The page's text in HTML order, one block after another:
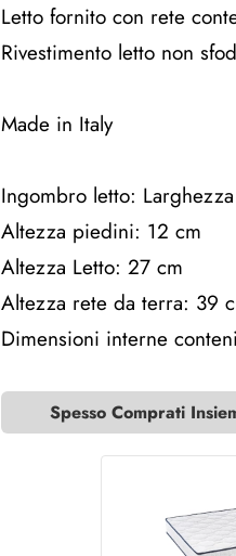
Letto fornito con rete
Rivestimento letto non
Made in Italy
Ingombro letto:
Altezza piedini: 12 cm
Altezza Letto: 27 cm
Altezza rete da terra: 39
Dimensioni interne
Spesso Comprati